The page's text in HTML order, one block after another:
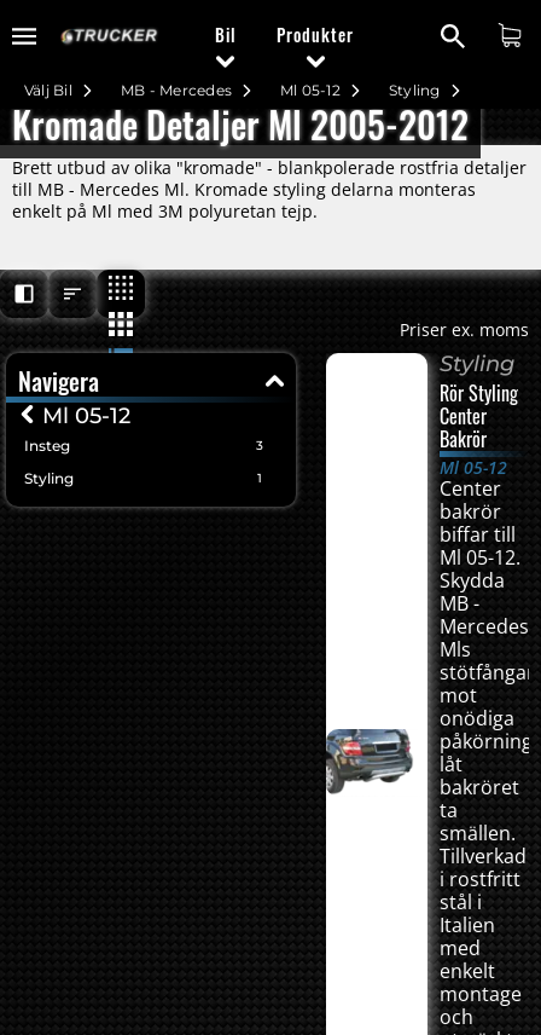
Bil Produkter
Styling
Ml 05-12
MB - Mercedes
Välj Bil
Kromade Detaljer Ml 2005-2012
Brett utbud av olika "kromade" - blankpolerade rostfria detaljer
till MB - Mercedes Ml. Kromade styling delarna monteras
enkelt på Ml med 3M polyuretan tejp.
Priser ex. moms
Navigera
Ml 05-12
Insteg 3
Styling 1
Styling
Rör Styling
Center
Bakrör
Ml 05-12
Center
bakrör
biffar till
Ml 05-12.
Skydda
MB -
Mercedes
Mls
mot
onödiga
låt
bakröret
ta
smällen.
Tillverkad
i rostfritt
stål i
Italien
med
enkelt
montage
och